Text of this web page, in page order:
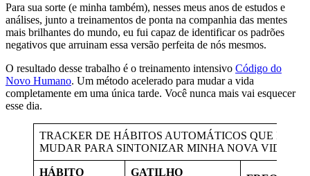
Para sua sorte (e minha também), nesses meus anos de estudos e
análises, junto a treinamentos de ponta na companhia das mentes
mais brilhantes do mundo, eu fui capaz de identificar os padrões
negativos que arruinam essa versão perfeita de nós mesmos.
O resultado desse trabalho é o treinamento intensivo Código do
Novo Humano. Um método acelerado para mudar a vida
completamente em uma única tarde. Você nunca mais vai esquecer
esse dia.
TRACKER DE HÁBITOS AUTOMÁTICOS QUE
MUDAR PARA SINTONIZAR MINHA NOVA VIDA*
HÁBITO
GATILHO